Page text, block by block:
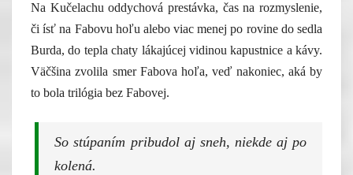
Na Kučelachu oddychová prestávka, čas na rozmyslenie,
či ísť na Fabovu hoľu alebo viac menej po rovine do sedla
Burda, do tepla chaty lákajúcej vidinou kapustnice a kávy.
Väčšina zvolila smer Fabova hoľa, veď nakoniec, aká by
to bola trilógia bez Fabovej.
So stúpaním pribudol aj sneh, niekde aj po
kolená.